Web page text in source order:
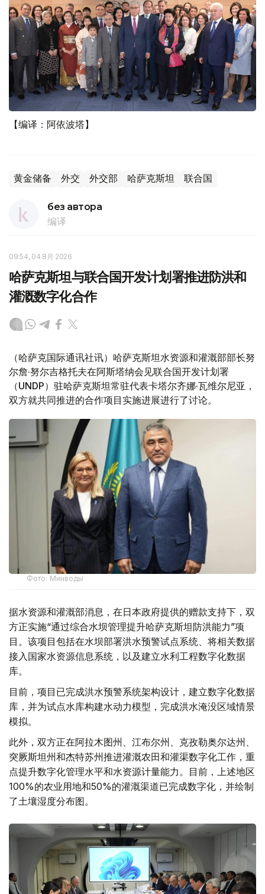
【编译：阿依波塔】
黄金储备 外交 外交部 哈萨克斯坦 联合国
без автора
编译
09:54, 04 8月 2026
哈萨克斯坦与联合国开发计划署推进防洪和
灌溉数字化合作
（哈萨克国际通讯社讯）哈萨克斯坦水资源和灌溉部部长努
尔詹·努尔吉格托夫在阿斯塔纳会见联合国开发计划署
（UNDP）驻哈萨克斯坦常驻代表卡塔尔齐娜·瓦维尔尼亚，
双方就共同推进的合作项目实施进展进行了讨论。
Фото: Минводы
据水资源和灌溉部消息，在日本政府提供的赠款支持下，双
方正实施“通过综合水坝管理提升哈萨克斯坦防洪能力”项
目。该项目包括在水坝部署洪水预警试点系统、将相关数据
接入国家水资源信息系统，以及建立水利工程数字化数据
库。
目前，项目已完成洪水预警系统架构设计，建立数字化数据
库，并为试点水库构建水动力模型，完成洪水淹没区域情景
模拟。
此外，双方正在阿拉木图州、江布尔州、克孜勒奥尔达州、
突厥斯坦州和杰特苏州推进灌溉农田和灌渠数字化工作，重
点提升数字化管理水平和水资源计量能力。目前，上述地区
100%的农业用地和50%的灌溉渠道已完成数字化，并绘制
了土壤湿度分布图。